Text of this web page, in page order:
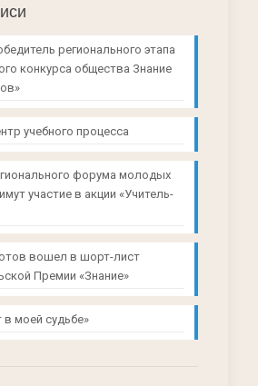
регионального этапа
конкурса общества Знание
учебного процесса
форума молодых
участие в акции «Учитель-
вошел в шорт-лист
Премии «Знание»
в моей судьбе»